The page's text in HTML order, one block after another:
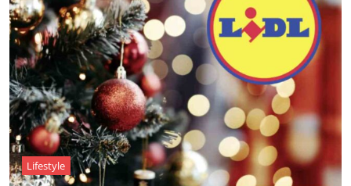
Lifestyle